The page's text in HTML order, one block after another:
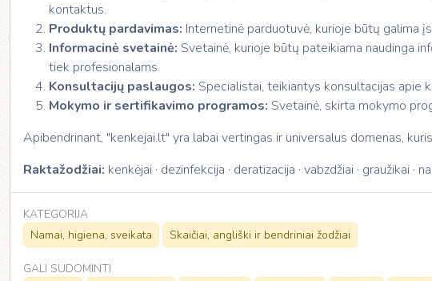
kontaktus.
Produktų pardavimas: Internetinė parduotuvė, kurioje būtų galima
Informacinė svetainė: Svetainė, kurioje būtų pateikiama naudinga
tiek profesionalams.
Konsultacijų paslaugos: Specialistai, teikiantys konsultacijas apie
Mokymo ir sertifikavimo programos: Svetainė, skirta mokymo
Apibendrinant, "kenkejai.lt" yra labai vertingas ir universalus domenas,
Raktažodžiai: kenkėjai · dezinfekcija · deratizacija · vabzdžiai · graužikai
KATEGORIJA
Namai, higiena, sveikata
Skaičiai, angliški ir bendriniai žodžiai
GALI SUDOMINTI